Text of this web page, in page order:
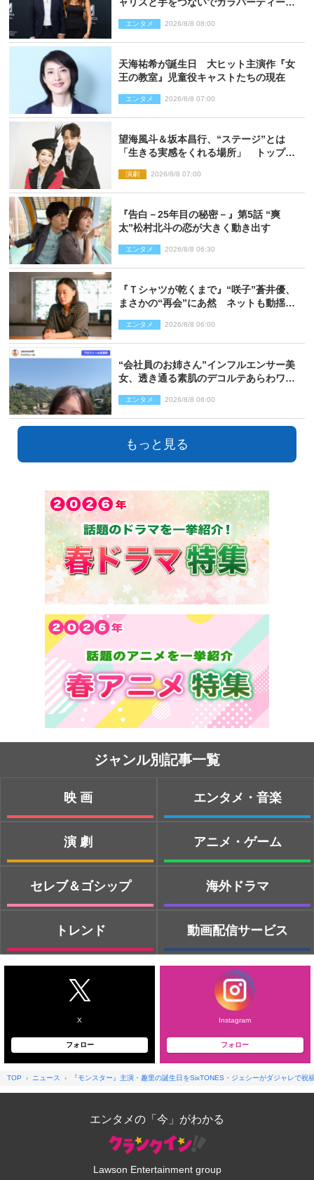
エンタメ 2026/8/8 08:00
天海祐希が誕生日 大ヒット主演作『女
王の教室』児童役キャストたちの現在
エンタメ 2026/8/8 07:00
望海風斗＆坂本昌行、“ステージ”とは
「生きる実感をくれる場所」 トップを
演劇 2026/8/8 07:00
『告白－25年目の秘密－』第5話 “爽
太”松村北斗の恋が大きく動き出す
エンタメ 2026/8/8 06:30
『Ｔシャツが乾くまで』“咲子”蒼井優、
まさかの“再会”にあ然 ネットも動揺
レあり）
エンタメ 2026/8/8 06:00
“会社員のお姉さん”インフルエンサー美
女、透き通る素肌のデコルテあらわワン
エンタメ 2026/8/8 06:00
もっと見る
ジャンル別記事一覧
映画
演劇
セレブ＆ゴシップ
トレンド
エンタメ・音楽
アニメ・ゲーム
海外ドラマ
動画配信サービス
X
フォロー
Instagram
フォロー
TOP ニュース 『モンスター』主演・趣里の誕生日をSixTONES・ジェシーがダジャレで祝
エンタメの「今」がわかる
Lawson Entertainment group